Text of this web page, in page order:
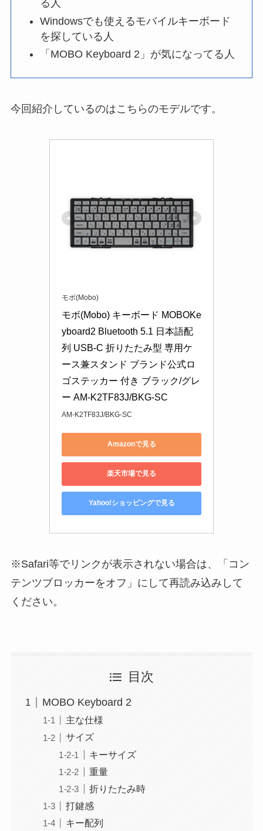
る人
Windowsでも使えるモバイルキーボード
を探している人
「MOBO Keyboard 2」が気になってる人
今回紹介しているのはこちらのモデルです。
モボ(Mobo)
モボ(Mobo) キーボード MOBOKe
yboard2 Bluetooth 5.1 日本語配
列 USB-C 折りたたみ型 専用ケ
ース兼スタンド ブランド公式ロ
ゴステッカー 付き ブラック/グレ
ー AM-K2TF83J/BKG-SC
AM-K2TF83J/BKG-SC
Amazonで見る
楽天市場で見る
Yahoo!ショッピングで見る
※Safari等でリンクが表示されない場合は、「コン
テンツブロッカーをオフ」にして再読み込みして
ください。
目次
MOBO Keyboard 2
主な仕様
サイズ
キーサイズ
重量
折りたたみ時
打鍵感
キー配列